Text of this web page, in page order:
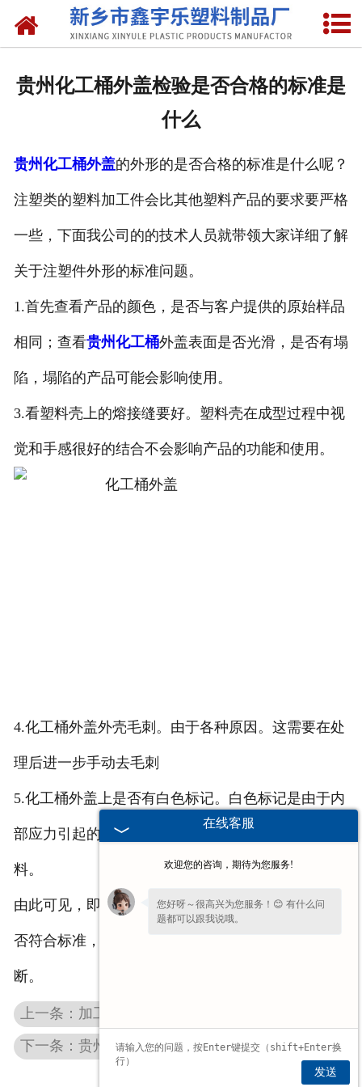
网站首页
联系我们
贵州化工桶外盖检验是否合格的标准是
什么
贵州化工桶外盖的外形的是否合格的标准是什么呢？
注塑类的塑料加工件会比其他塑料产品的要求要严格
一些，下面我公司的的技术人员就带领大家详细了解
关于注塑件外形的标准问题。
1.首先查看产品的颜色，是否与客户提供的原始样品
相同；查看贵州化工桶外盖表面是否光滑，是否有塌
陷，塌陷的产品可能会影响使用。
3.看塑料壳上的熔接缝要好。塑料壳在成型过程中视
觉和手感很好的结合不会影响产品的功能和使用。
4.化工桶外盖外壳毛刺。由于各种原因。这需要在处
理后进一步手动去毛刺
5.化工桶外盖上是否有白色标记。白色标记是由于内
部应力引起的，产品的非结构性部分中出现过多的材
料。
由此可见，即使从外观也能很好的判断化工桶外盖是
否符合标准，大家在购买的时候可以通过上述方法判
断。
上一条：加工时如何控制贵州化工桶防伪盖的色差
下一条：贵州塑料桶盖和金属桶盖对比有哪些优势？
在线客服
欢迎您的咨询，期待为您服务!
您好呀～很高兴为您服务！😊 有什么问
题都可以跟我说哦。
发送